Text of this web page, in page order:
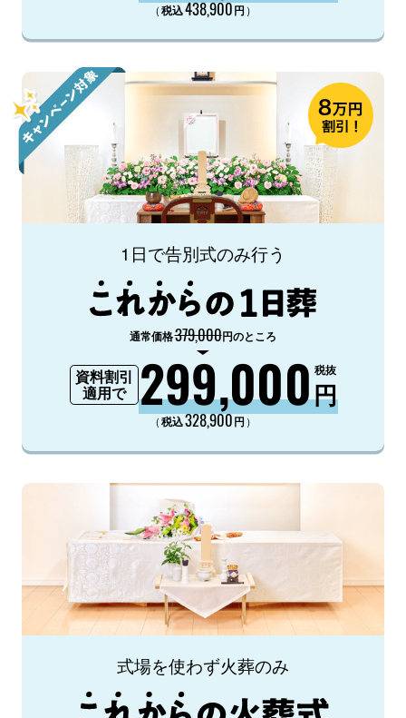
（税込438,900円 ）
1日で告別式のみ行う
通常価格379,000円のところ
資料割引
適用で
299,000円
税抜
（税込328,900円 ）
式場を使わず火葬のみ